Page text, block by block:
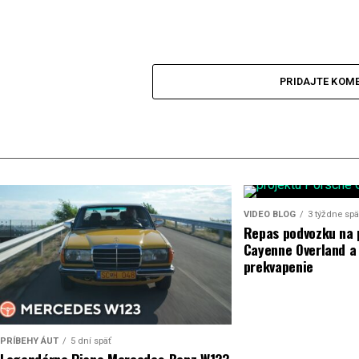
PRIDAJTE
PRÍBEHY ÁUT 5 dní späť
VIDEO BLOG 3 týždne
Repas podvozku
Cayenne Overland
prekvapenie